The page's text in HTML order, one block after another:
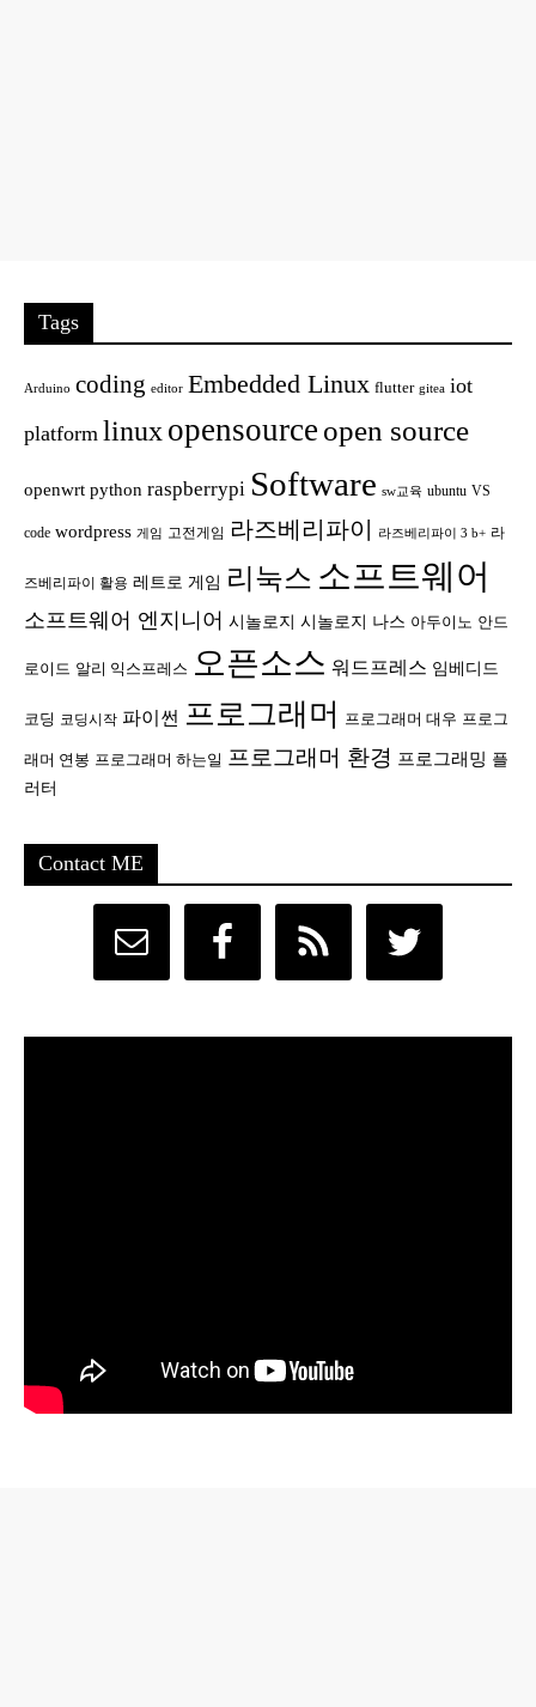
Tags
Arduino coding editor Embedded Linux flutter gitea iot
platform linux opensource open source
openwrt python raspberrypi Software sw교육 ubuntu VS
code wordpress 게임 고전게임 라즈베리파이 라즈베리파이 3 b+ 라
즈베리파이 활용 레트로 게임 리눅스 소프트웨어
소프트웨어 엔지니어 시놀로지 시놀로지 나스 아두이노 안드
로이드 알리 익스프레스 오픈소스 워드프레스 임베디드
코딩 코딩시작 파이썬 프로그래머 프로그래머 대우 프로그
래머 연봉 프로그래머 하는일 프로그래머 환경 프로그래밍 플
러터
Contact ME